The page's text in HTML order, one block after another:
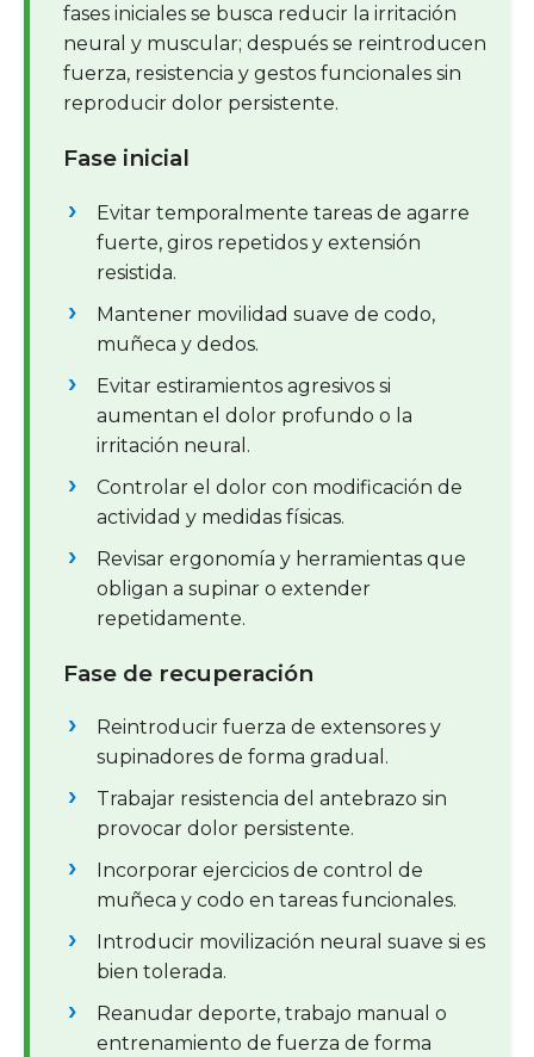
fases iniciales se busca reducir la irritación
neural y muscular; después se reintroducen
fuerza, resistencia y gestos funcionales sin
reproducir dolor persistente.
Fase inicial
Evitar temporalmente tareas de agarre
fuerte, giros repetidos y extensión
resistida.
Mantener movilidad suave de codo,
muñeca y dedos.
Evitar estiramientos agresivos si
aumentan el dolor profundo o la
irritación neural.
Controlar el dolor con modificación de
actividad y medidas físicas.
Revisar ergonomía y herramientas que
obligan a supinar o extender
repetidamente.
Fase de recuperación
Reintroducir fuerza de extensores y
supinadores de forma gradual.
Trabajar resistencia del antebrazo sin
provocar dolor persistente.
Incorporar ejercicios de control de
muñeca y codo en tareas funcionales.
Introducir movilización neural suave si es
bien tolerada.
Reanudar deporte, trabajo manual o
entrenamiento de fuerza de forma